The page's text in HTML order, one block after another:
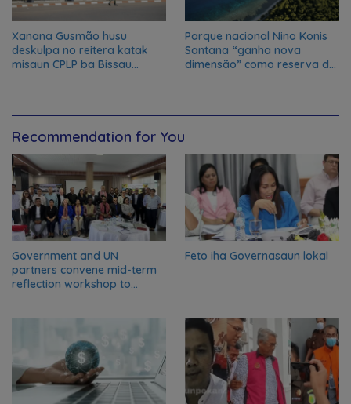
Xanana Gusmão husu
deskulpa no reitera katak
misaun CPLP ba Bissau
Parque nacional Nino Konis
Santana “ganha nova
dimensão” como reserva da
Recommendation for You
Government and UN
partners convene mid-term
reflection workshop to
Feto iha Governasaun lokal